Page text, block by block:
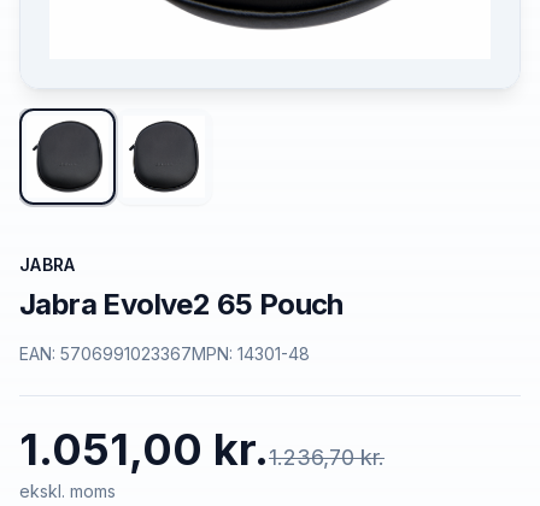
JABRA
Jabra Evolve2 65 Pouch
EAN: 5706991023367MPN: 14301-48
1.051,00 kr.1.236,70 kr.
ekskl. moms